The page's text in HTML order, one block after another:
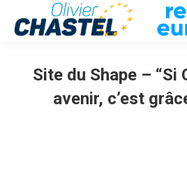
Site du Shape – “Si
avenir, c’est